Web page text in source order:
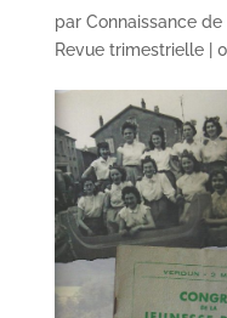
par Connaissance de
Revue trimestrielle|